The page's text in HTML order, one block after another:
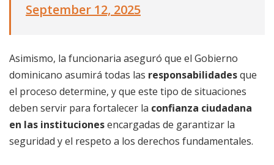
September 12, 2025
Asimismo, la funcionaria aseguró que el Gobierno
dominicano asumirá todas las responsabilidadesque
el proceso determine, y que este tipo de situaciones
deben servir para fortalecer la confianza ciudadana
en las institucionesencargadas de garantizar la
seguridad y el respeto a los derechos fundamentales.